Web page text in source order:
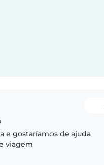
e gostaríamos de ajuda
viagem